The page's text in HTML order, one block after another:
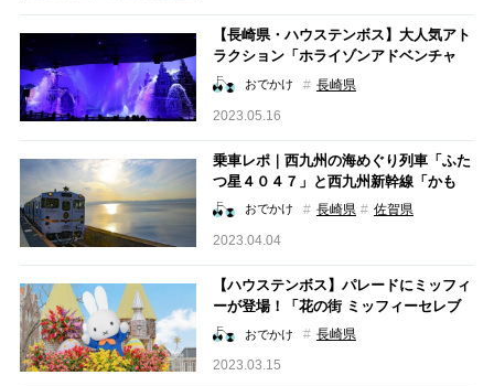
【長崎県・ハウステンボス】大人気アト
ラクション「ホライゾンアドベンチャ
ー」とショップ「アンジェリケ」がリニ
ューアル！新ブランド「Tulietta」も要
チェック
おでかけ
長崎県
2023.05.16
乗車レポ｜西九州の海めぐり列車「ふた
つ星４０４７」と西九州新幹線「かも
め」でとっておきの電車旅へGo！
おでかけ 長崎県
佐賀県
2023.04.04
【ハウステンボス】パレードにミッフィ
ーが登場！「花の街 ミッフィーセレブ
レーション」も開催決定！
おでかけ
長崎県
2023.03.15